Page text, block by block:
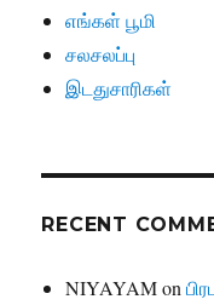
எங்கள் பூமி
சலசலப்பு
இடதுசாரிகள்
RECENT
NIYAYAMon